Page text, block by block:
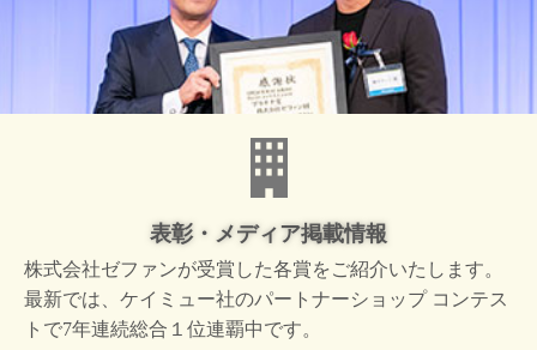
表彰・メディア掲載情報
株式会社ゼファンが受賞した各賞をご紹介いたします。
最新では、ケイミュー社のパートナーショップ コンテス
トで7年連続総合１位連覇中です。